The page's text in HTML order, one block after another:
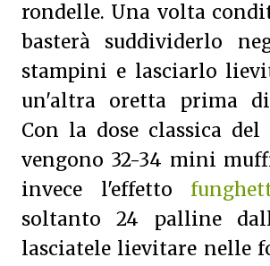
rondelle. Una volta
basterà suddividerlo
stampini e lasciarlo
un'altra oretta prima
Con la dose classica del
vengono 32-34 mini
invece l'effetto
soltanto 24 palline
lasciatele lievitare nelle